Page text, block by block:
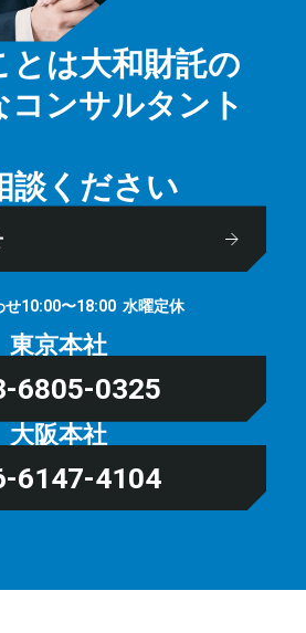
とは大和財託の
ンサルタント
談ください
せ10:00〜18:00 ⽔曜定休
東京本社
6805-0325
大阪本社
6147-4104